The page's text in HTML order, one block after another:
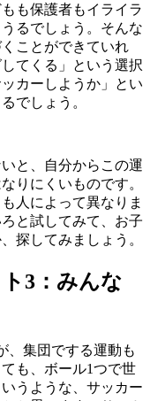
も保護者もイライラ
るでしょう。そんな
ことができていれ
てくる」という選択
カーしようか」とい
でしょう。
と、自分からこの運
りにくいものです。
人によって異なりま
と試してみて、お子
探してみましょう。
3：みんな
、集団でする運動も
も、ボール1つで世
うような、サッカー